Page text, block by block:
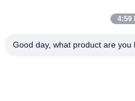
Zhongyi 1st Road, distrito
4:59
Good day, what product are you